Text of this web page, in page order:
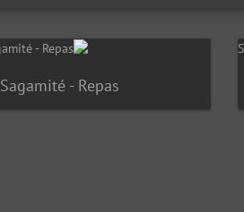
Sagamité - Repas